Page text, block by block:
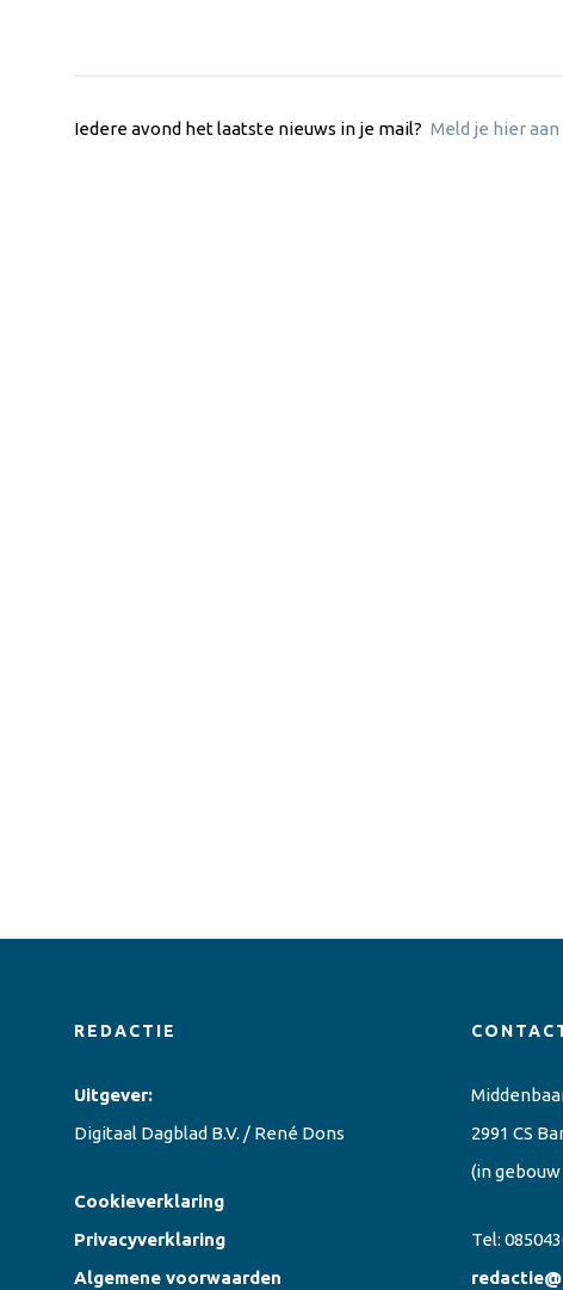
Iedere avond het laatste nieuws in je mail? Meld je hier aan
REDACTIE
Uitgever:
Digitaal Dagblad B.V. / René Dons
Cookieverklaring
Privacyverklaring
Algemene voorwaarden
2991 CS
(in
Tel: